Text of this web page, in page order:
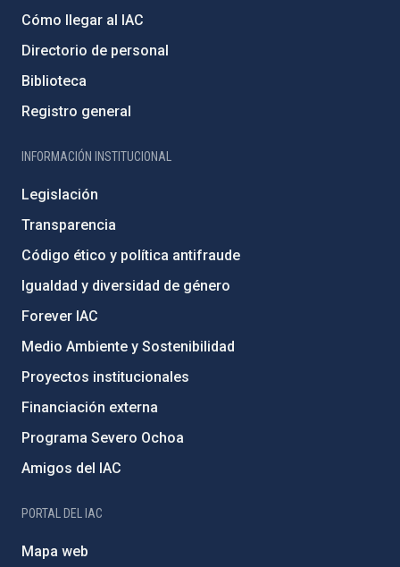
Cómo llegar al IAC
Directorio de personal
Biblioteca
Registro general
INFORMACIÓN INSTITUCIONAL
Legislación
Transparencia
Código ético y política antifraude
Igualdad y diversidad de género
Forever IAC
Medio Ambiente y Sostenibilidad
Proyectos institucionales
Financiación externa
Programa Severo Ochoa
Amigos del IAC
PORTAL DEL IAC
Mapa web